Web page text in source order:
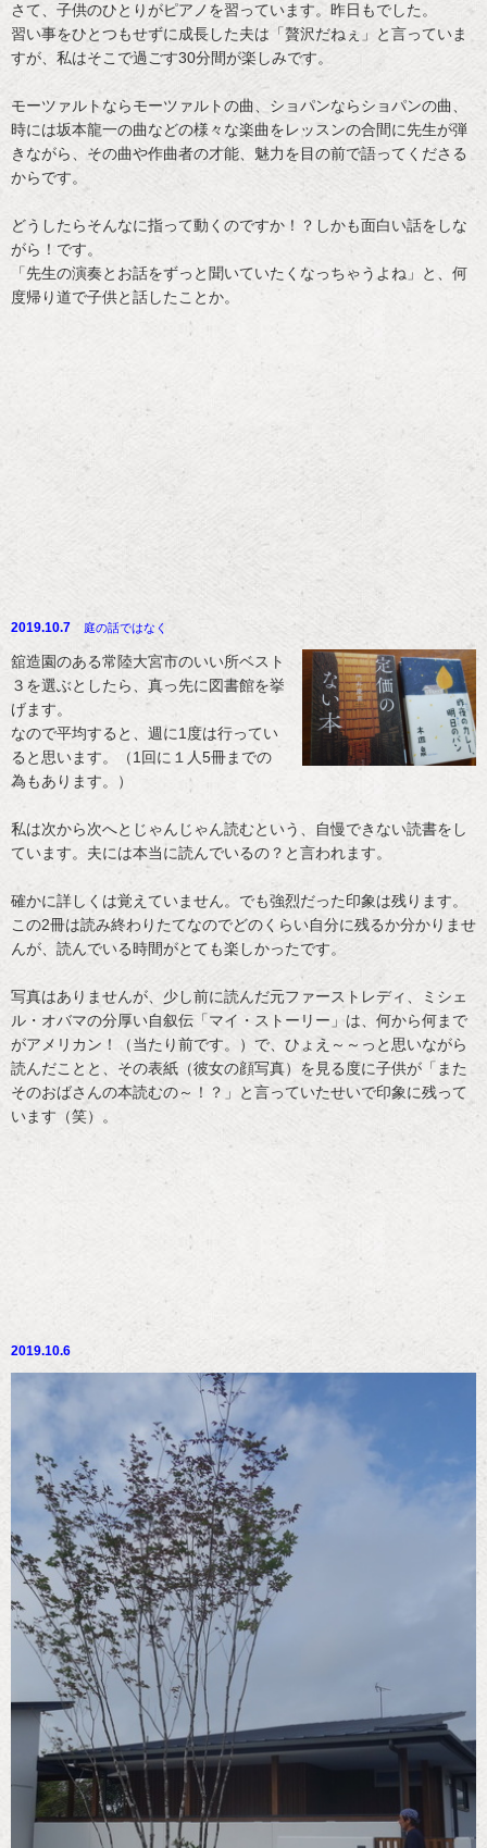
さて、子供のひとりがピアノを習っています。昨日もでした。
習い事をひとつもせずに成長した夫は「贅沢だねぇ」と言っていま
すが、私はそこで過ごす30分間が楽しみです。
モーツァルトならモーツァルトの曲、ショパンならショパンの曲、
時には坂本龍一の曲などの様々な楽曲をレッスンの合間に先生が弾
きながら、その曲や作曲者の才能、魅力を目の前で語ってくださる
からです。
どうしたらそんなに指って動くのですか！？しかも面白い話をしな
がら！です。
「先生の演奏とお話をずっと聞いていたくなっちゃうよね」と、何
度帰り道で子供と話したことか。
2019.10.7 庭の話ではなく
舘造園のある常陸大宮市のいい所ベスト
３を選ぶとしたら、真っ先に図書館を挙
げます。
なので平均すると、週に1度は行ってい
ると思います。（1回に１人5冊までの
為もあります。）
私は次から次へとじゃんじゃん読むという、自慢できない読書をし
ています。夫には本当に読んでいるの？と言われます。
確かに詳しくは覚えていません。でも強烈だった印象は残ります。
この2冊は読み終わりたてなのでどのくらい自分に残るか分かりませ
んが、読んでいる時間がとても楽しかったです。
写真はありませんが、少し前に読んだ元ファーストレディ、ミシェ
ル・オバマの分厚い自叙伝「マイ・ストーリー」は、何から何まで
がアメリカン！（当たり前です。）で、ひょえ～～っと思いながら
読んだことと、その表紙（彼女の顔写真）を見る度に子供が「また
そのおばさんの本読むの～！？」と言っていたせいで印象に残って
います（笑）。
2019.10.6